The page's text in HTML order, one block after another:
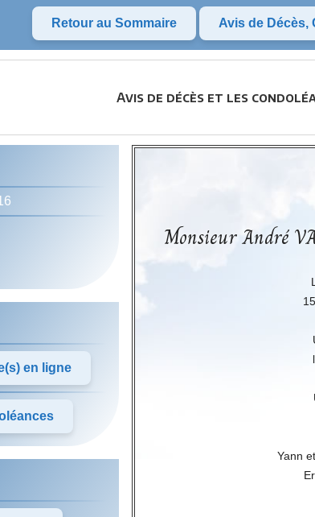
Retour au Sommaire Avis de Décès,
Avis de décès et les
en ligne
Monsieur André
Yann